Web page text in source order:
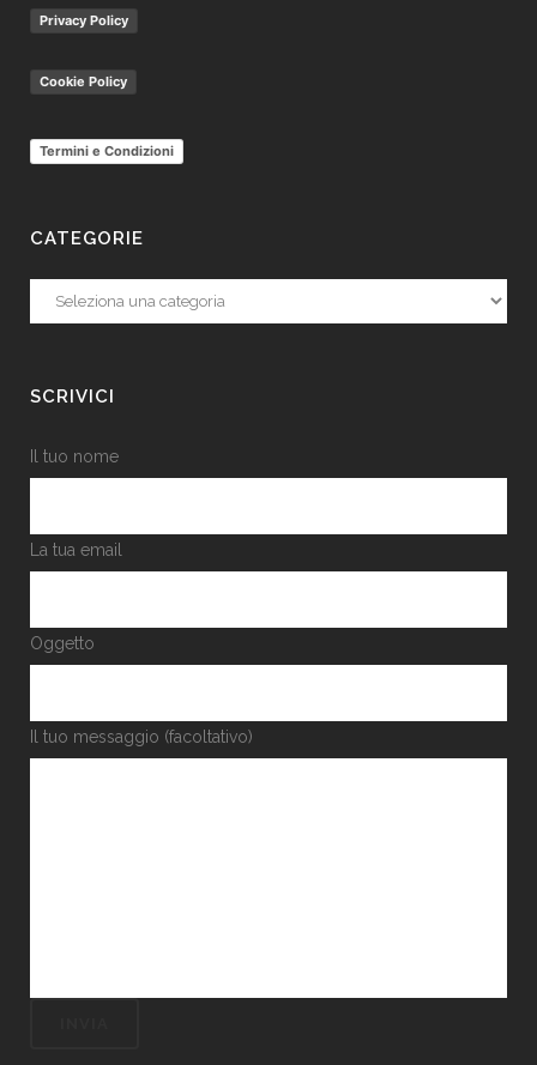
Privacy Policy
Cookie Policy
Termini e Condizioni
CATEGORIE
Categorie
SCRIVICI
Il tuo nome
La tua email
Oggetto
Il tuo messaggio (facoltativo)